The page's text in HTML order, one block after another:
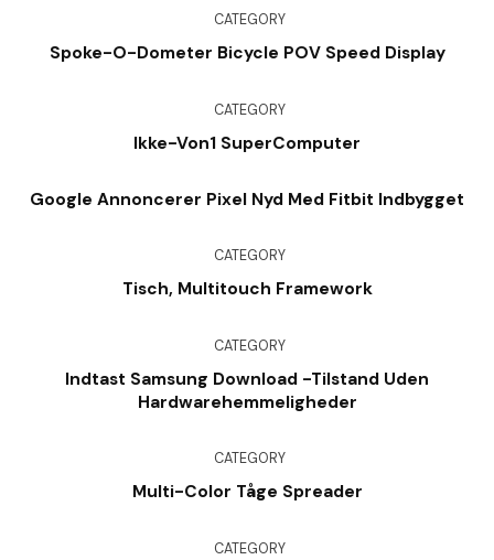
CATEGORY
Spoke-O-Dometer Bicycle POV Speed Display
CATEGORY
Ikke-Von1 SuperComputer
Google Annoncerer Pixel Nyd Med Fitbit Indbygget
CATEGORY
Tisch, Multitouch Framework
CATEGORY
Indtast Samsung Download -tilstand Uden
Hardwarehemmeligheder
CATEGORY
Multi-Color Tåge Spreader
CATEGORY